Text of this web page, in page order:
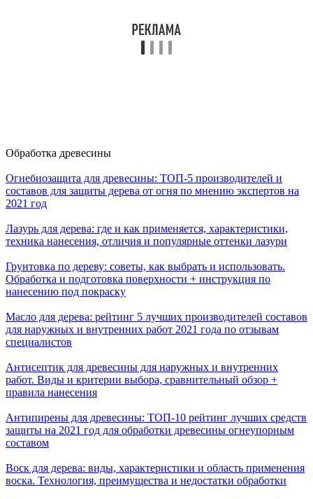
Обработка древесины
Огнебиозащита для древесины: ТОП-5 производителей и
составов для защиты дерева от огня по мнению экспертов на
2021 год
Лазурь для дерева: где и как применяется, характеристики,
техника нанесения, отличия и популярные оттенки лазури
Грунтовка по дереву: советы, как выбрать и использовать.
Обработка и подготовка поверхности + инструкция по
нанесению под покраску
Масло для дерева: рейтинг 5 лучших производителей составов
для наружных и внутренних работ 2021 года по отзывам
специалистов
Антисептик для древесины для наружных и внутренних
работ. Виды и критерии выбора, сравнительный обзор +
правила нанесения
Антипирены для древесины: ТОП-10 рейтинг лучших средств
защиты на 2021 год для обработки древесины огнеупорным
составом
Воск для дерева: виды, характеристики и область применения
воска. Технология, преимущества и недостатки обработки